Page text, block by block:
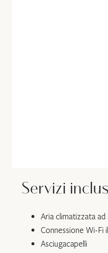
Servizi
Aria climatizzata
Connessione Wi-Fi
Asciugacapelli